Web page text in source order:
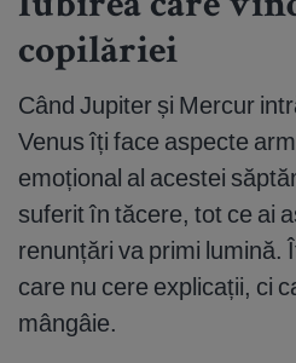
Iubirea care
copilăriei
Când Jupiter și Mercur
Venus îți face aspecte
emoțional al acestei
suferit în tăcere, tot ce ai
renunțări va primi lumină.
care nu cere explicații, ci
mângâie.